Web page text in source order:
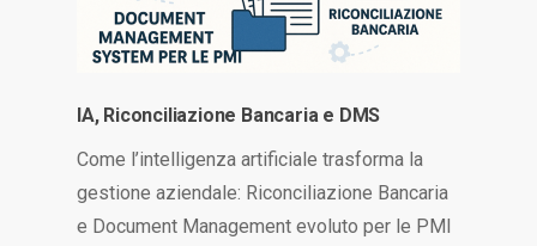
IA, Riconciliazione Bancaria e DMS
Come l’intelligenza artificiale trasforma la
gestione aziendale: Riconciliazione Bancaria
e Document Management evoluto per le PMI